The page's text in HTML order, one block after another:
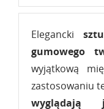
Elegancki
gumowego
wyjątkową
zastosowaniu
wyglądają